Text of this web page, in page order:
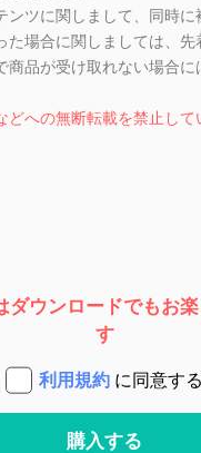
ンツに関しまして、同時に
た場合に関しましては、
商品が受け取れない場合に
どへの無断転載を禁止して
ダウンロードでもお
す
利用規約 に同意する
購入する